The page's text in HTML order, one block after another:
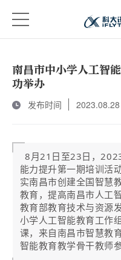
南昌市中小学人工智
功举办
发布时间 2023.08.28
8月21日至23日，
能力提升第一期培训活
实南昌市创建全国智慧
教育，提高南昌市人工
教育部教育技术与资源
小学人工智能教育工作
课，来自南昌市智慧教
智能教育教学骨干教师